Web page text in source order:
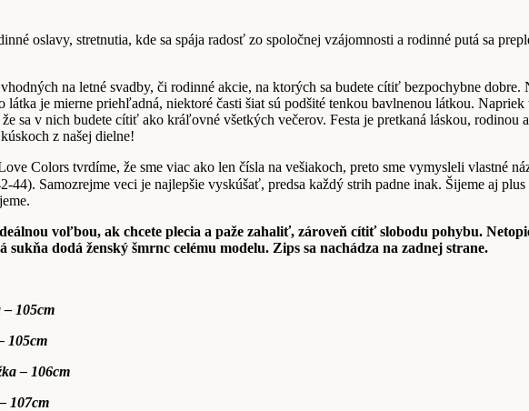
oslavy, stretnutia, kde sa spája radosť zo spoločnej vzájomnosti a rodinné putá sa
na letné svadby, či rodinné akcie, na ktorých sa budete cítiť bezpochybne
je mierne priehľadná, niektoré časti šiat sú podšité tenkou bavlnenou látkou.
sa v nich budete cítiť ako kráľovné všetkých večerov. Festa je pretkaná láskou, rodinou
z našej dielne!
Colors tvrdíme, že sme viac ako len čísla na vešiakoch, preto sme vymysleli vlastné
Samozrejme veci je najlepšie vyskúšať, predsa každý strih padne inak. Šijeme aj
voľbou, ak chcete plecia a paže zahaliť, zároveň cítiť slobodu pohybu.
dodá ženský šmrnc celému modelu. Zips sa nachádza na zadnej strane.
105cm
105cm
– 106cm
107cm